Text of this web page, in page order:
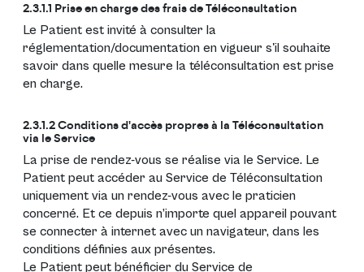
2.3.1.1 Prise en charge des frais de Téléconsultation
Le Patient est invité à consulter la
réglementation/documentation en vigueur s'il souhaite
savoir dans quelle mesure la téléconsultation est prise
en charge.
2.3.1.2 Conditions d'accès propres à la Téléconsultation
via le Service
La prise de rendez-vous se réalise via le Service. Le
Patient peut accéder au Service de Téléconsultation
uniquement via un rendez-vous avec le praticien
concerné. Et ce depuis n’importe quel appareil pouvant
se connecter à internet avec un navigateur, dans les
conditions définies aux présentes.
Le Patient peut bénéficier du Service de